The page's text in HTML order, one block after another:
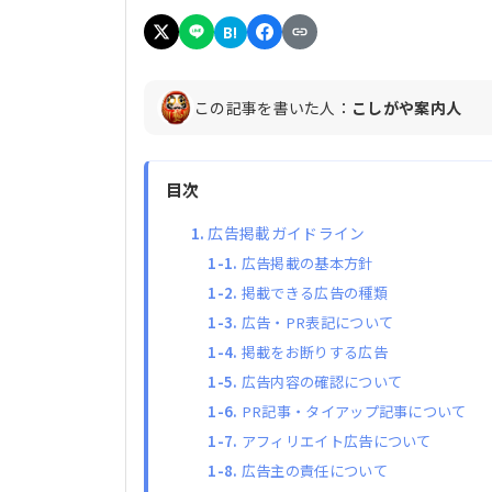
B!
この記事を書いた人： こしがや案内人
目次
広告掲載ガイドライン
広告掲載の基本方針
掲載できる広告の種類
広告・PR表記について
掲載をお断りする広告
広告内容の確認について
PR記事・タイアップ記事について
アフィリエイト広告について
広告主の責任について